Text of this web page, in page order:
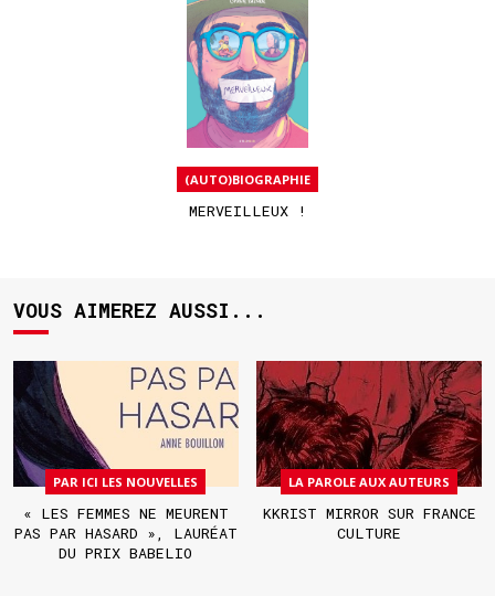
(AUTO)BIOGRAPHIE
MERVEILLEUX !
VOUS AIMEREZ AUSSI...
PAR ICI LES NOUVELLES
« LES FEMMES NE MEURENT
PAS PAR HASARD », LAURÉAT
DU PRIX BABELIO
LA PAROLE AUX AUTEURS
KKRIST MIRROR SUR FRANCE
CULTURE